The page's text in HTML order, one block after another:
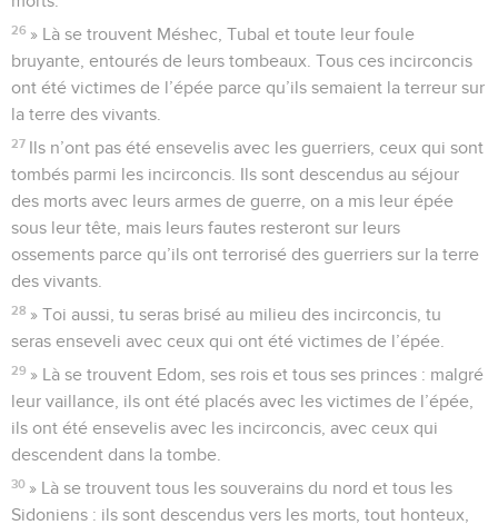
26 » Là se trouvent Méshec, Tubal et toute leur foule
bruyante, entourés de leurs tombeaux. Tous ces incirconcis
ont été victimes de l’épée parce qu’ils semaient la terreur sur
la terre des vivants.
27 Ils n’ont pas été ensevelis avec les guerriers, ceux qui sont
tombés parmi les incirconcis. Ils sont descendus au séjour
des morts avec leurs armes de guerre, on a mis leur épée
sous leur tête, mais leurs fautes resteront sur leurs
ossements parce qu’ils ont terrorisé des guerriers sur la terre
des vivants.
28 » Toi aussi, tu seras brisé au milieu des incirconcis, tu
seras enseveli avec ceux qui ont été victimes de l’épée.
29 » Là se trouvent Edom, ses rois et tous ses princes : malgré
leur vaillance, ils ont été placés avec les victimes de l’épée,
ils ont été ensevelis avec les incirconcis, avec ceux qui
descendent dans la tombe.
30 » Là se trouvent tous les souverains du nord et tous les
Sidoniens : ils sont descendus vers les morts, tout honteux,